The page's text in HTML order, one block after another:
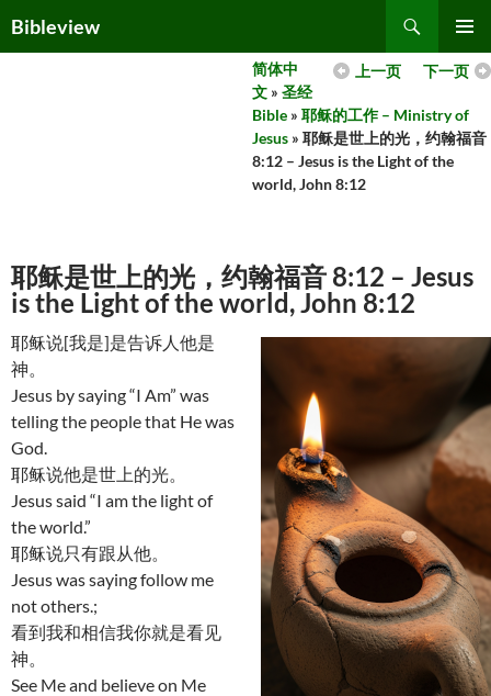
toBibleview
MENU
下一页
上一页
简体中
文 » 圣经
Bible » 耶稣的工作 – Ministry of
Jesus » 耶稣是世上的光，约翰福音
8:12 – Jesus is the Light of the
world, John 8:12
耶稣是世上的光，约翰福音 8:12 – Jesus
is the Light of the world, John 8:12
耶稣说[我是]是告诉人他是
神。
Jesus by saying “I Am” was
telling the people that He was
God.
耶稣说他是世上的光。
Jesus said “I am the light of
the world.”
耶稣说只有跟从他。
Jesus was saying follow me
not others.;
看到我和相信我你就是看见
神。
See Me and believe on Me